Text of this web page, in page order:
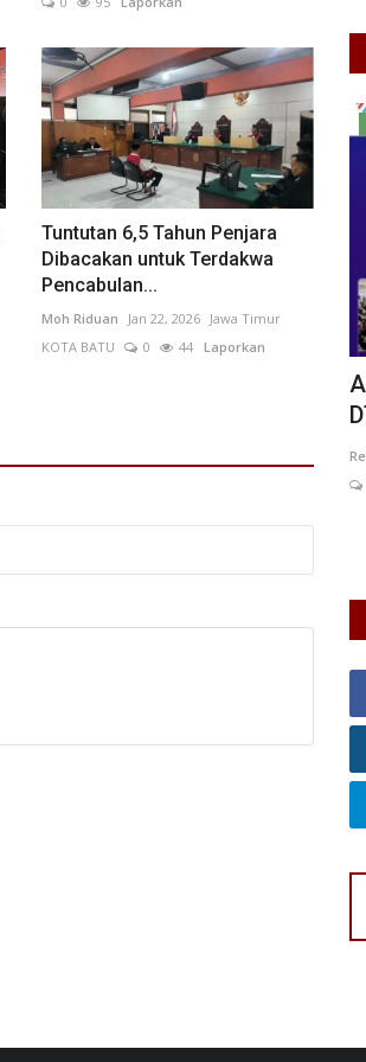
Tuntutan 6,5 Tahun Penjara
Dibacakan untuk Terdakwa
Pencabulan...
Moh Riduan Jan 22, 2026
Jawa Timur
KOTA BATU
0 44Laporkan